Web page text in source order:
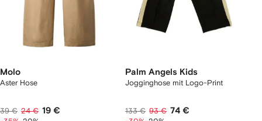
Molo
Aster Hose
39 € 24 € 19 €
Palm Angels Kids
Jogginghose mit Logo-Print
133 € 93 € 74 €